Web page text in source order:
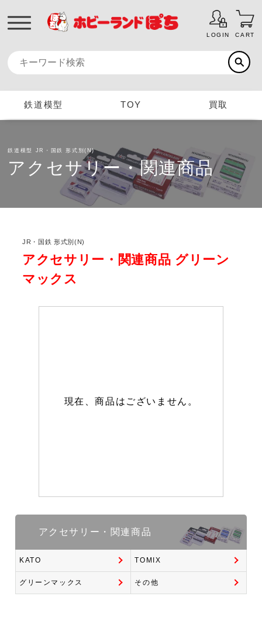
LOGIN CART
鉄道模型 TOY 買取
鉄道模型 JR・国鉄 形式別(N)
アクセサリー・関連商品
JR・国鉄 形式別(N)
アクセサリー・関連商品 グリーン
マックス
現在、商品はございません。
アクセサリー・関連商品
KATO TOMIX
グリーンマックス その他